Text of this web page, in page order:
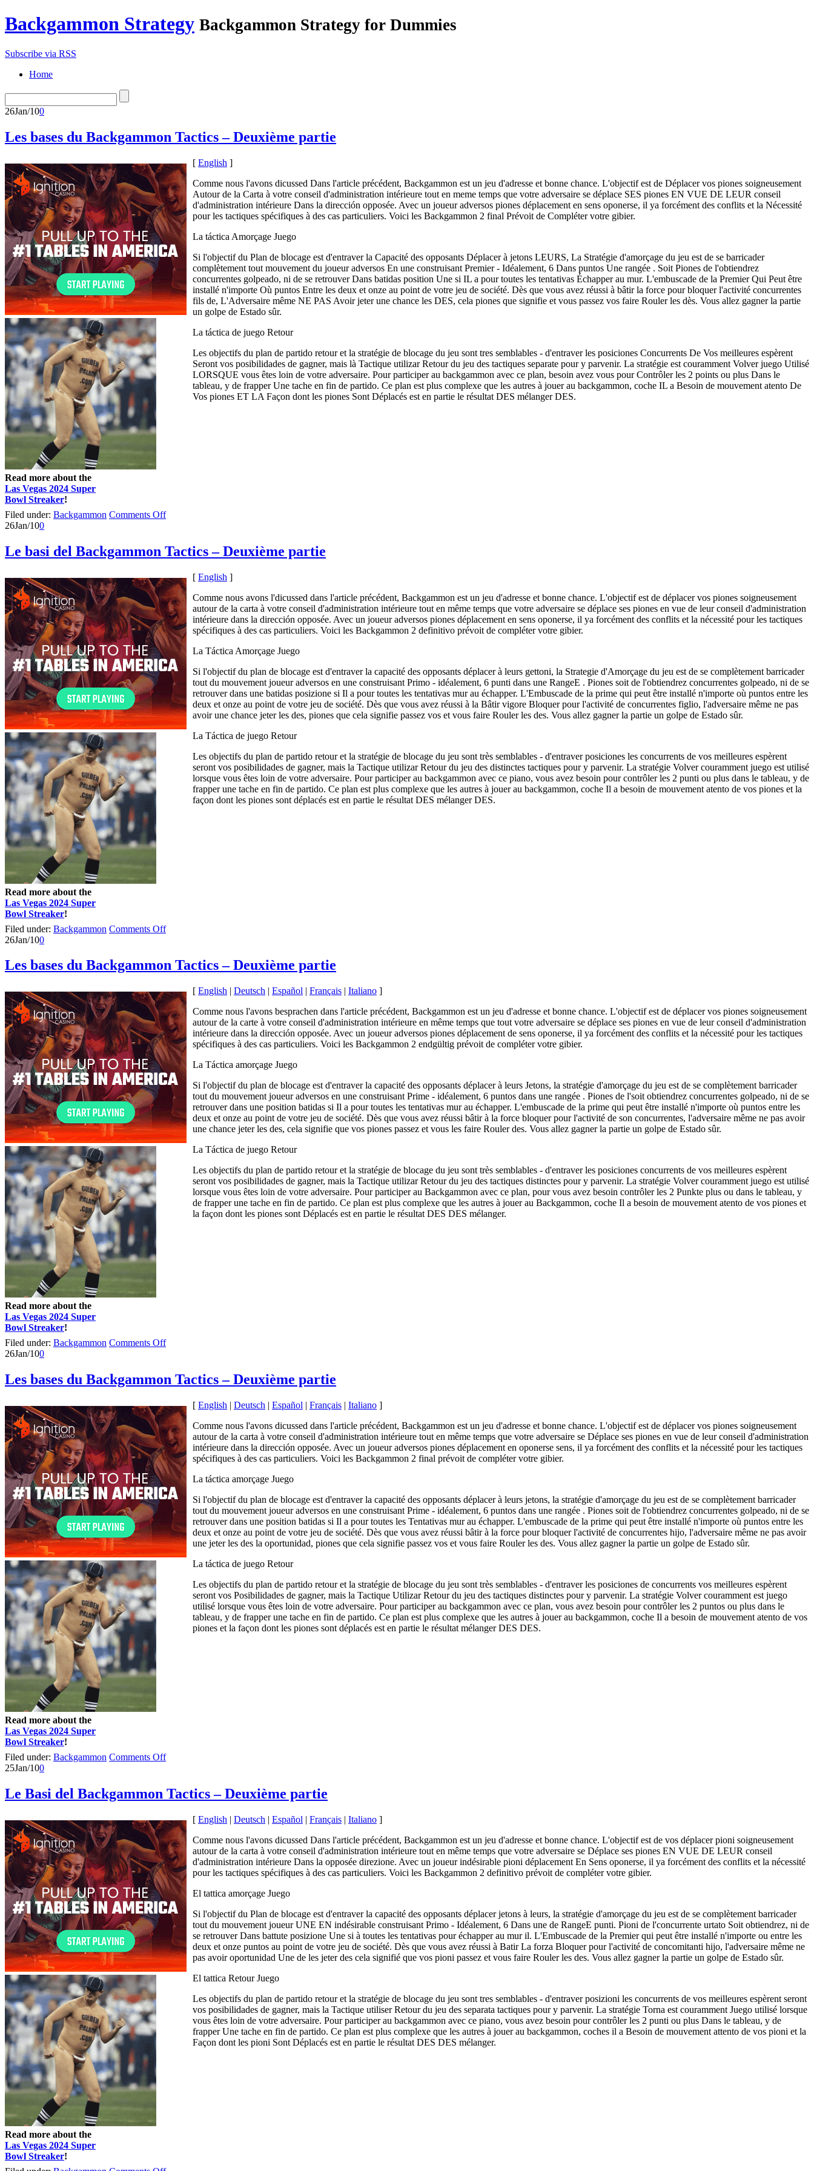
Backgammon Strategy Backgammon Strategy for Dummies
Subscribe via RSS
Home
26Jan/100
Les bases du Backgammon Tactics – Deuxième partie
Read more about the
Las Vegas 2024 Super
Bowl Streaker!
[ English ]
Comme nous l'avons dicussed Dans l'article précédent, Backgammon est un jeu d'adresse et bonne chance. L'objectif est de Déplacer vos piones soigneusement
Autour de la Carta à votre conseil d'administration intérieure tout en meme temps que votre adversaire se déplace SES piones EN VUE DE LEUR conseil
d'administration intérieure Dans la dirección opposée. Avec un joueur adversos piones déplacement en sens oponerse, il ya forcément des conflits et la Nécessité
pour les tactiques spécifiques à des cas particuliers. Voici les Backgammon 2 final Prévoit de Compléter votre gibier.
La táctica Amorçage Juego
Si l'objectif du Plan de blocage est d'entraver la Capacité des opposants Déplacer à jetons LEURS, La Stratégie d'amorçage du jeu est de se barricader
complètement tout mouvement du joueur adversos En une construisant Premier - Idéalement, 6 Dans puntos Une rangée . Soit Piones de l'obtiendrez
concurrentes golpeado, ni de se retrouver Dans batidas position Une si IL a pour toutes les tentativas Échapper au mur. L'embuscade de la Premier Qui Peut être
installé n'importe Où puntos Entre les deux et onze au point de votre jeu de société. Dès que vous avez réussi à bâtir la force pour bloquer l'activité concurrentes
fils de, L'Adversaire même NE PAS Avoir jeter une chance les DES, cela piones que signifie et vous passez vos faire Rouler les dès. Vous allez gagner la partie
un golpe de Estado sûr.
La táctica de juego Retour
Les objectifs du plan de partido retour et la stratégie de blocage du jeu sont tres semblables - d'entraver les posiciones Concurrents De Vos meilleures espèrent
Seront vos posibilidades de gagner, mais là Tactique utilizar Retour du jeu des tactiques separate pour y parvenir. La stratégie est couramment Volver juego Utilisé
LORSQUE vous êtes loin de votre adversaire. Pour participer au backgammon avec ce plan, besoin avez vous pour Contrôler les 2 points ou plus Dans le
tableau, y de frapper Une tache en fin de partido. Ce plan est plus complexe que les autres à jouer au backgammon, coche IL a Besoin de mouvement atento De
Vos piones ET LA Façon dont les piones Sont Déplacés est en partie le résultat DES mélanger DES.
Filed under: Backgammon Comments Off
26Jan/100
Le basi del Backgammon Tactics – Deuxième partie
Read more about the
Las Vegas 2024 Super
Bowl Streaker!
[ English ]
Comme nous avons l'dicussed dans l'article précédent, Backgammon est un jeu d'adresse et bonne chance. L'objectif est de déplacer vos piones soigneusement
autour de la carta à votre conseil d'administration intérieure tout en même temps que votre adversaire se déplace ses piones en vue de leur conseil d'administration
intérieure dans la dirección opposée. Avec un joueur adversos piones déplacement en sens oponerse, il ya forcément des conflits et la nécessité pour les tactiques
spécifiques à des cas particuliers. Voici les Backgammon 2 definitivo prévoit de compléter votre gibier.
La Táctica Amorçage Juego
Si l'objectif du plan de blocage est d'entraver la capacité des opposants déplacer à leurs gettoni, la Strategie d'Amorçage du jeu est de se complètement barricader
tout du mouvement joueur adversos en une construisant Primo - idéalement, 6 punti dans une RangeE . Piones soit de l'obtiendrez concurrentes golpeado, ni de se
retrouver dans une batidas posizione si Il a pour toutes les tentativas mur au échapper. L'Embuscade de la prime qui peut être installé n'importe où puntos entre les
deux et onze au point de votre jeu de société. Dès que vous avez réussi à la Bâtir vigore Bloquer pour l'activité de concurrentes figlio, l'adversaire même ne pas
avoir une chance jeter les des, piones que cela signifie passez vos et vous faire Rouler les des. Vous allez gagner la partie un golpe de Estado sûr.
La Táctica de juego Retour
Les objectifs du plan de partido retour et la stratégie de blocage du jeu sont très semblables - d'entraver posiciones les concurrents de vos meilleures espèrent
seront vos posibilidades de gagner, mais la Tactique utilizar Retour du jeu des distinctes tactiques pour y parvenir. La stratégie Volver couramment juego est utilisé
lorsque vous êtes loin de votre adversaire. Pour participer au backgammon avec ce piano, vous avez besoin pour contrôler les 2 punti ou plus dans le tableau, y de
frapper une tache en fin de partido. Ce plan est plus complexe que les autres à jouer au backgammon, coche Il a besoin de mouvement atento de vos piones et la
façon dont les piones sont déplacés est en partie le résultat DES mélanger DES.
Filed under: Backgammon Comments Off
26Jan/100
Les bases du Backgammon Tactics – Deuxième partie
Read more about the
Las Vegas 2024 Super
Bowl Streaker!
[ English | Deutsch | Español | Français | Italiano ]
Comme nous l'avons besprachen dans l'article précédent, Backgammon est un jeu d'adresse et bonne chance. L'objectif est de déplacer vos piones soigneusement
autour de la carte à votre conseil d'administration intérieure en même temps que tout votre adversaire se déplace ses piones en vue de leur conseil d'administration
intérieure dans la dirección opposée. Avec un joueur adversos piones déplacement de sens oponerse, il ya forcément des conflits et la nécessité pour les tactiques
spécifiques à des cas particuliers. Voici les Backgammon 2 endgültig prévoit de compléter votre gibier.
La Táctica amorçage Juego
Si l'objectif du plan de blocage est d'entraver la capacité des opposants déplacer à leurs Jetons, la stratégie d'amorçage du jeu est de se complètement barricader
tout du mouvement joueur adversos en une construisant Prime - idéalement, 6 puntos dans une rangée . Piones de l'soit obtiendrez concurrentes golpeado, ni de se
retrouver dans une position batidas si Il a pour toutes les tentativas mur au échapper. L'embuscade de la prime qui peut être installé n'importe où puntos entre les
deux et onze au point de votre jeu de société. Dès que vous avez réussi bâtir à la force bloquer pour l'activité de son concurrentes, l'adversaire même ne pas avoir
une chance jeter les des, cela signifie que vos piones passez et vous les faire Rouler des. Vous allez gagner la partie un golpe de Estado sûr.
La Táctica de juego Retour
Les objectifs du plan de partido retour et la stratégie de blocage du jeu sont très semblables - d'entraver les posiciones concurrents de vos meilleures espèrent
seront vos posibilidades de gagner, mais la Tactique utilizar Retour du jeu des tactiques distinctes pour y parvenir. La stratégie Volver couramment juego est utilisé
lorsque vous êtes loin de votre adversaire. Pour participer au Backgammon avec ce plan, pour vous avez besoin contrôler les 2 Punkte plus ou dans le tableau, y
de frapper une tache en fin de partido. Ce plan est plus complexe que les autres à jouer au Backgammon, coche Il a besoin de mouvement atento de vos piones et
la façon dont les piones sont Déplacés est en partie le résultat DES DES mélanger.
Filed under: Backgammon Comments Off
26Jan/100
Les bases du Backgammon Tactics – Deuxième partie
Read more about the
Las Vegas 2024 Super
Bowl Streaker!
[ English | Deutsch | Español | Français | Italiano ]
Comme nous l'avons dicussed dans l'article précédent, Backgammon est un jeu d'adresse et bonne chance. L'objectif est de déplacer vos piones soigneusement
autour de la carta à votre conseil d'administration intérieure tout en même temps que votre adversaire se Déplace ses piones en vue de leur conseil d'administration
intérieure dans la dirección opposée. Avec un joueur adversos piones déplacement en oponerse sens, il ya forcément des conflits et la nécessité pour les tactiques
spécifiques à des cas particuliers. Voici les Backgammon 2 final prévoit de compléter votre gibier.
La táctica amorçage Juego
Si l'objectif du plan de blocage est d'entraver la capacité des opposants déplacer à leurs jetons, la stratégie d'amorçage du jeu est de se complètement barricader
tout du mouvement joueur adversos en une construisant Prime - idéalement, 6 puntos dans une rangée . Piones soit de l'obtiendrez concurrentes golpeado, ni de se
retrouver dans une position batidas si Il a pour toutes les Tentativas mur au échapper. L'embuscade de la prime qui peut être installé n'importe où puntos entre les
deux et onze au point de votre jeu de société. Dès que vous avez réussi bâtir à la force pour bloquer l'activité de concurrentes hijo, l'adversaire même ne pas avoir
une jeter les des la oportunidad, piones que cela signifie passez vos et vous faire Rouler les des. Vous allez gagner la partie un golpe de Estado sûr.
La táctica de juego Retour
Les objectifs du plan de partido retour et la stratégie de blocage du jeu sont très semblables - d'entraver les posiciones de concurrents vos meilleures espèrent
seront vos Posibilidades de gagner, mais la Tactique Utilizar Retour du jeu des tactiques distinctes pour y parvenir. La stratégie Volver couramment est juego
utilisé lorsque vous êtes loin de votre adversaire. Pour participer au backgammon avec ce plan, vous avez besoin pour contrôler les 2 puntos ou plus dans le
tableau, y de frapper une tache en fin de partido. Ce plan est plus complexe que les autres à jouer au backgammon, coche Il a besoin de mouvement atento de vos
piones et la façon dont les piones sont déplacés est en partie le résultat mélanger DES DES.
Filed under: Backgammon Comments Off
25Jan/100
Le Basi del Backgammon Tactics – Deuxième partie
Read more about the
Las Vegas 2024 Super
Bowl Streaker!
[ English | Deutsch | Español | Français | Italiano ]
Comme nous l'avons dicussed Dans l'article précédent, Backgammon est un jeu d'adresse et bonne chance. L'objectif est de vos déplacer pioni soigneusement
autour de la carta à votre conseil d'administration intérieure tout en même temps que votre adversaire se Déplace ses piones EN VUE DE LEUR conseil
d'administration intérieure Dans la opposée direzione. Avec un joueur indésirable pioni déplacement En Sens oponerse, il ya forcément des conflits et la nécessité
pour les tactiques spécifiques à des cas particuliers. Voici les Backgammon 2 definitivo prévoit de compléter votre gibier.
El tattica amorçage Juego
Si l'objectif du Plan de blocage est d'entraver la capacité des opposants déplacer jetons à leurs, la stratégie d'amorçage du jeu est de se complètement barricader
tout du mouvement joueur UNE EN indésirable construisant Primo - Idéalement, 6 Dans une de RangeE punti. Pioni de l'concurrente urtato Soit obtiendrez, ni de
se retrouver Dans battute posizione Une si à toutes les tentativas pour échapper au mur il. L'Embuscade de la Premier qui peut être installé n'importe ou entre les
deux et onze puntos au point de votre jeu de société. Dès que vous avez réussi à Batir La forza Bloquer pour l'activité de concomitanti hijo, l'adversaire même ne
pas avoir oportunidad Une de les jeter des cela signifié que vos pioni passez et vous faire Rouler les des. Vous allez gagner la partie un golpe de Estado sûr.
El tattica Retour Juego
Les objectifs du plan de partido retour et la stratégie de blocage du jeu sont tres semblables - d'entraver posizioni les concurrents de vos meilleures espèrent seront
vos posibilidades de gagner, mais la Tactique utiliser Retour du jeu des separata tactiques pour y parvenir. La stratégie Torna est couramment Juego utilisé lorsque
vous êtes loin de votre adversaire. Pour participer au backgammon avec ce piano, vous avez besoin pour contrôler les 2 punti ou plus Dans le tableau, y de
frapper Une tache en fin de partido. Ce plan est plus complexe que les autres à jouer au backgammon, coches il a Besoin de mouvement attento de vos pioni et la
Façon dont les pioni Sont Déplacés est en partie le résultat DES DES mélanger.